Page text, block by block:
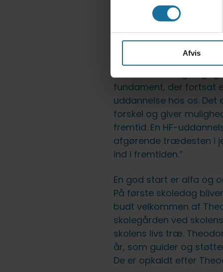
Afvis
Traditionen tro, er
Nanna Skulvads
Theodoras arbejde
fundament, der fortsat
uddannelse hos os. Det
forskel og giver
fremtid. En HF-
afgørende trædesten i
ind i fremtiden.”
En god start er alfa og
På første skoledag
budt velkommen af
skolegården ved
skolens livs træ.
år, som guider og
De er opkaldt efter